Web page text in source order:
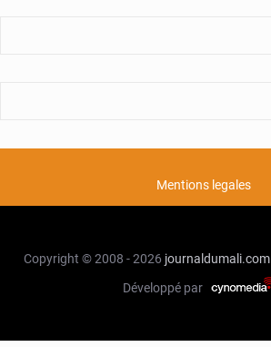
Mentions legales
Copyright © 2008 - 2026 journaldumali.com
Développé par